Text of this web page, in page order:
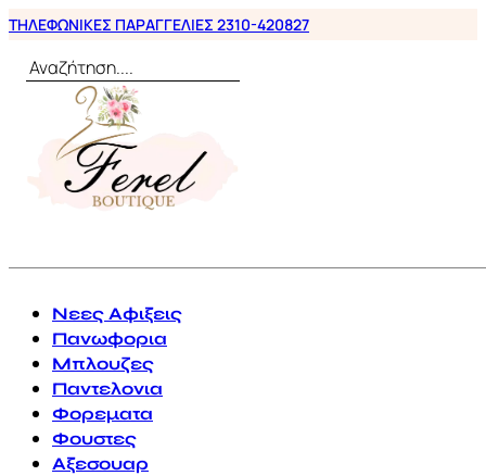
ΤΗΛΕΦΩΝΙΚΕΣ ΠΑΡΑΓΓΕΛΙΕΣ 2310-420827
Αναζήτηση
Νεες Αφιξεις
Πανωφορια
Μπλουζες
Παντελονια
Φορεματα
Φουστες
Αξεσουαρ